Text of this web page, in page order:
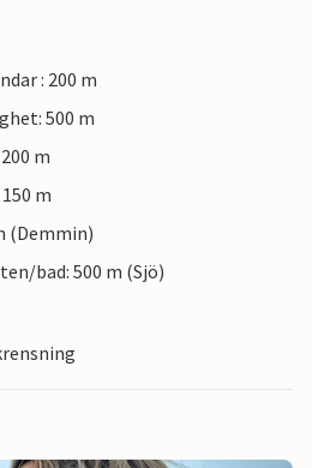
: 200 m
500 m
m
m
(Demmin)
bad: 500 m (Sjö)